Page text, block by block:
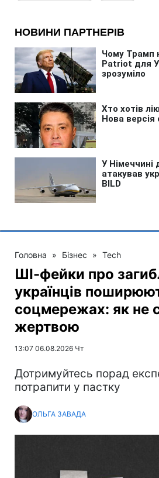
Головна » Бізнес » Tech
ШІ-фейки про
українців
соцмережах: як не
жертвою
13:07 06.08.2026 Чт
Дотримуйтесь порад
потрапити у пастку
ОЛЬГА ЗАВАДА